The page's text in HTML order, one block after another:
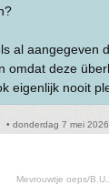
al aangegeven
omdat deze
eigenlijk nooit
• donderdag 7 mei
Mevrouwtje oeps/